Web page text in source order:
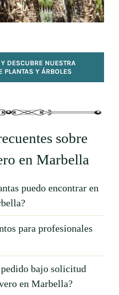
DESCUBRE NUESTRA
PLANTAS Y ÁRBOLES
sobre
en Marbella
puedo encontrar en
para profesionales
pedido bajo solicitud
en Marbella?